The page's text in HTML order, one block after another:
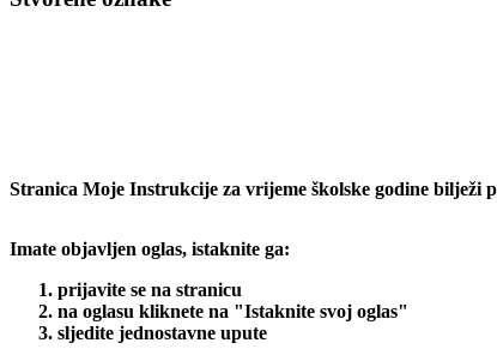
Stranica Moje Instrukcije za vrijeme školske godine bilježi
Imate objavljen oglas, istaknite ga:
prijavite se na stranicu
na oglasu kliknete na "Istaknite svoj oglas"
sljedite jednostavne upute